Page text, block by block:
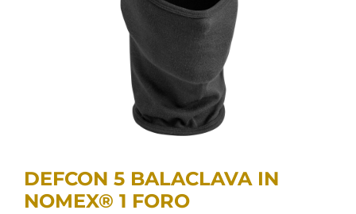
DEFCON 5 BALACLAVA IN
NOMEX® 1 FORO